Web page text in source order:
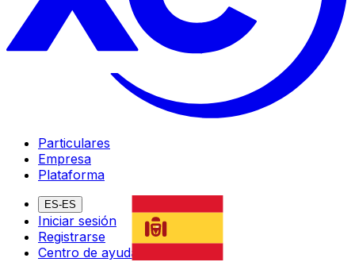
Particulares
Empresa
Plataforma
ES-ES
Iniciar sesión
Registrarse
Centro de ayuda